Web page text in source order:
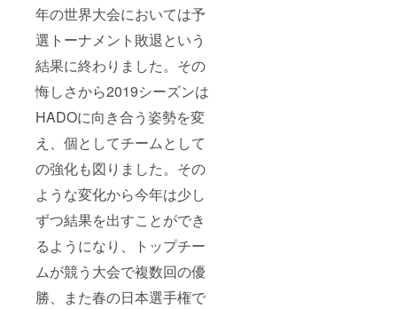
年の世界大会においては予
選トーナメント敗退という
結果に終わりました。その
悔しさから2019シーズンは
HADOに向き合う姿勢を変
え、個としてチームとして
の強化も図りました。その
ような変化から今年は少し
ずつ結果を出すことができ
るようになり、トップチー
ムが競う大会で複数回の優
勝、また春の日本選手権で